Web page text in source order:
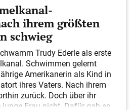
hinduistischer
ihrem größten
schwieg
Trudy Ederle als erste
Schwimmen gelernt
Amerikanerin als Kind in
ihres Vaters. Nach ihrem
zurück. Doch über ihr
junge Frau nicht. Dafür gab es